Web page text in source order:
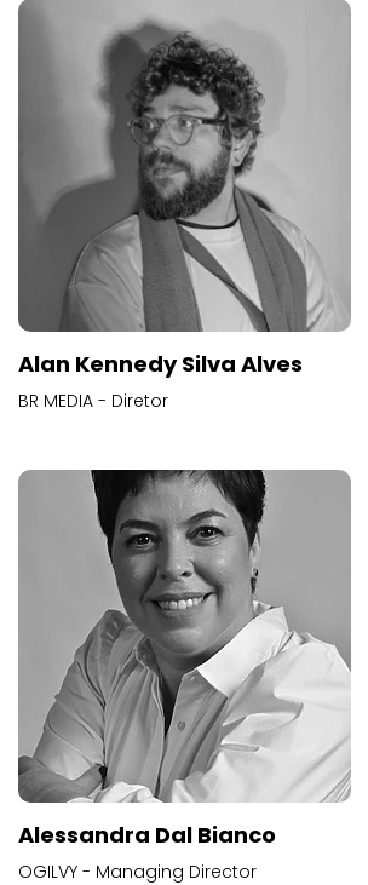
Alan Kennedy Silva Alves
BR MEDIA - Diretor
Alessandra Dal Bianco
OGILVY - Managing Director